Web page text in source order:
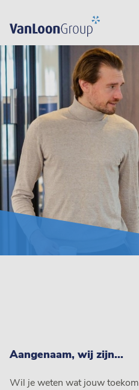
Aangenaam, wij zijn...
Wil je weten wat jouw